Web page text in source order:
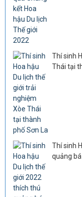
Thí sinh
Thái tại
Thí sinh
quảng